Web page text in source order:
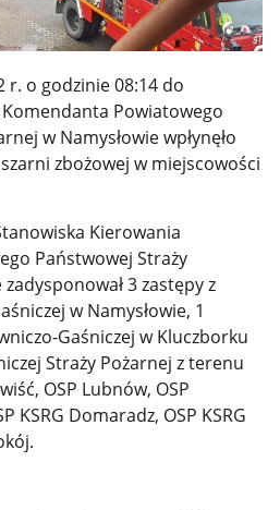
r. o godzinie 08:14 do
Powiatowego
w Namysłowie wpłynęło
zbożowej w miejscowości
Kierowania
Państwowej Straży
3 zastępy z
w Namysłowie, 1
Gaśniczej w Kluczborku
Straży Pożarnej z terenu
OSP Lubnów, OSP
KSRG Domaradz, OSP KSRG